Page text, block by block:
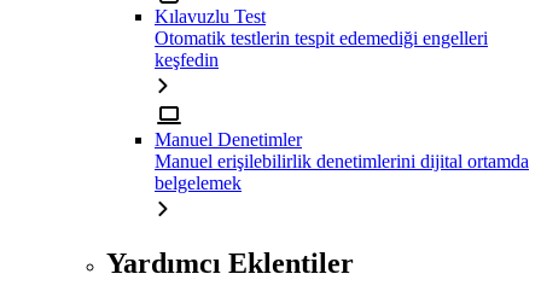
Kılavuzlu Test
Otomatik testlerin tespit edemediği engelleri
keşfedin
Manuel Denetimler
Manuel erişilebilirlik denetimlerini dijital ortamda
belgelemek
Yardımcı Eklentiler